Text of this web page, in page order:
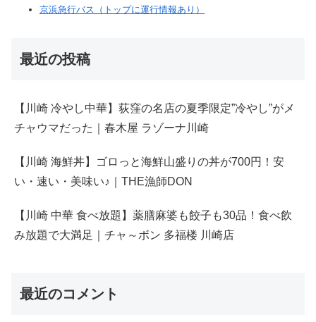
京浜急行バス（トップに運行情報あり）
最近の投稿
【川崎 冷やし中華】荻窪の名店の夏季限定”冷やし”がメ
チャウマだった｜春木屋 ラゾーナ川崎
【川崎 海鮮丼】ゴロっと海鮮山盛りの丼が700円！安
い・速い・美味い♪｜THE漁師DON
【川崎 中華 食べ放題】薬膳麻婆も餃子も30品！食べ飲
み放題で大満足｜チャ～ボン 多福楼 川崎店
最近のコメント